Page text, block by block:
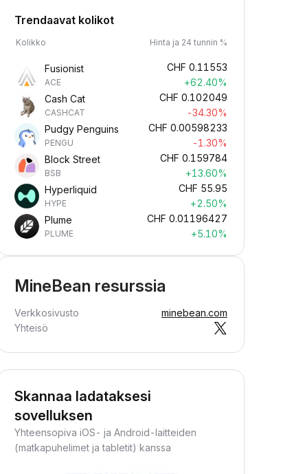
Trendaavat kolikot
Kolikko Hinta ja 24 tunnin %
Fusionist
ACE
CHF 0.11553
+62.40%
Cash Cat
CASHCAT
CHF 0.102049
-34.30%
Pudgy Penguins
PENGU
CHF 0.00598233
-1.30%
Block Street
BSB
CHF 0.159784
+13.60%
Hyperliquid
HYPE
CHF 55.95
+2.50%
Plume
PLUME
CHF 0.01196427
+5.10%
MineBean resurssia
Verkkosivusto
minebean.com
Yhteisö
Skannaa ladataksesi
sovelluksen
Yhteensopiva iOS- ja Android-laitteiden
(matkapuhelimet ja tabletit) kanssa